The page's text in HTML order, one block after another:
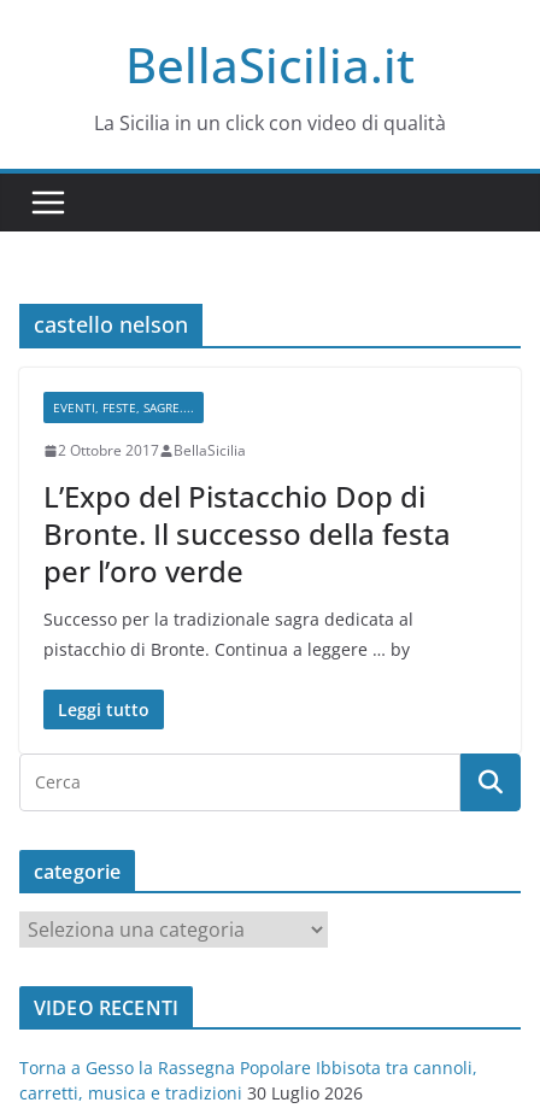
BellaSicilia.it
La Sicilia in un click con video di qualità
castello nelson
EVENTI, FESTE, SAGRE....
2 Ottobre 2017 BellaSicilia
L’Expo del Pistacchio Dop di
Bronte. Il successo della festa
per l’oro verde
Successo per la tradizionale sagra dedicata al
pistacchio di Bronte. Continua a leggere … by
Leggi tutto
categorie
a
t
o
r
VIDEO RECENTI
Torna a Gesso la Rassegna Popolare Ibbisota tra cannoli,
carretti, musica e tradizioni 30 Luglio 2026